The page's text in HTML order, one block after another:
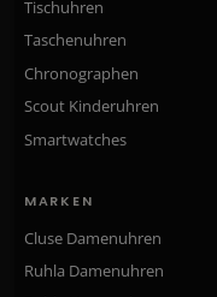
Tischuhren
Taschenuhren
Chronographen
Scout Kinderuhren
Smartwatches
MARKEN
Cluse Damenuhren
Ruhla Damenuhren